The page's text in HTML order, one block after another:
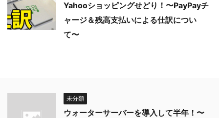
Yahooショッピングせどり！〜PayPayチ
ャージ＆残高支払いによる仕訳につい
て〜
未分類
ウォーターサーバーを導入して半年！〜